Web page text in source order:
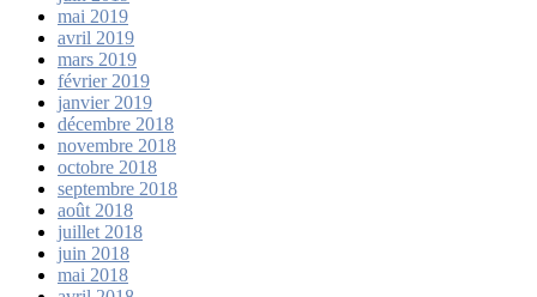
mai 2019
avril 2019
mars 2019
février 2019
janvier 2019
décembre 2018
novembre 2018
octobre 2018
septembre 2018
août 2018
juillet 2018
juin 2018
mai 2018